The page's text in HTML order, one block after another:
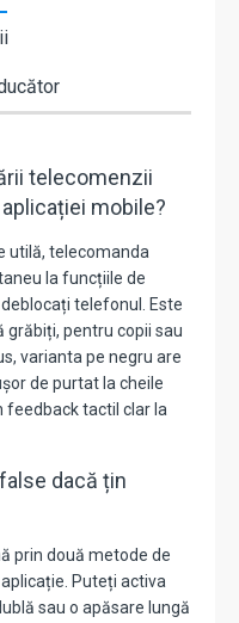
telecomenzii
mobile?
utilă, telecomanda
la funcțiile de
telefonul. Este
pentru copii sau
varianta pe negru are
de purtat la cheile
feedback tactil clar la
dacă țin
prin două metode de
Puteți activa
sau o apăsare lungă